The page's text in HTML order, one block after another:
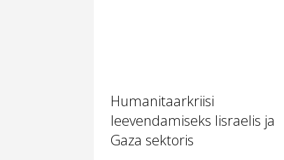
Humanitaarkriisi
leevendamiseks Iisraelis ja
Gaza sektoris